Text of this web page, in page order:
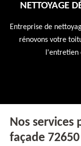
NETTOYAGE
Entreprise de
rénovons votre
Nos services
façade 72650